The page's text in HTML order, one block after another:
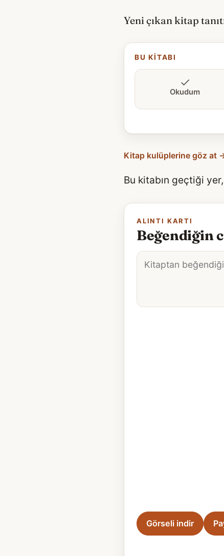
Yeni çıkan kitap
BU KITABI
Okudum
Kitap kulüplerine göz at
Bu kitabın geçtiği
ALINTI KARTI
Beğendiğin
Alıntı
metni
Görseli indir